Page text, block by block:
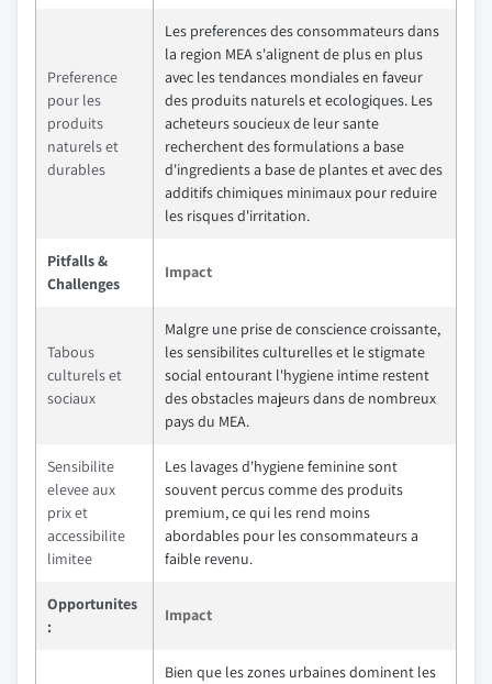
Preference
pour les
produits
naturels et
durables
Les preferences des consommateurs dans
la region MEA s'alignent de plus en plus
avec les tendances mondiales en faveur
des produits naturels et ecologiques. Les
acheteurs soucieux de leur sante
recherchent des formulations a base
d'ingredients a base de plantes et avec des
additifs chimiques minimaux pour reduire
les risques d'irritation.
Pitfalls &
Challenges
Impact
Tabous
culturels et
sociaux
Malgre une prise de conscience croissante,
les sensibilites culturelles et le stigmate
social entourant l'hygiene intime restent
des obstacles majeurs dans de nombreux
pays du MEA.
Sensibilite
elevee aux
prix et
accessibilite
limitee
Les lavages d'hygiene feminine sont
souvent percus comme des produits
premium, ce qui les rend moins
abordables pour les consommateurs a
faible revenu.
Opportunites
:
Impact
Bien que les zones urbaines dominent les